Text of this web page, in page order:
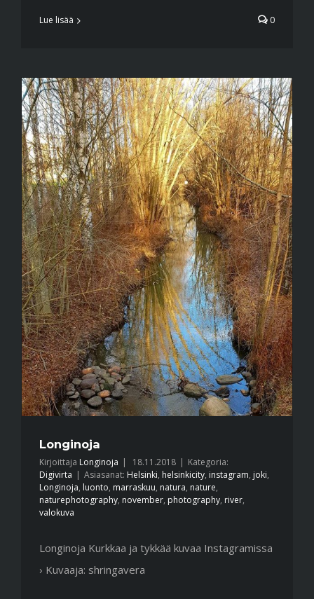
Lue lisää 0
Longinoja
Kirjoittaja Longinoja | 18.11.2018 | Kategoria:
Digivirta | Asiasanat: Helsinki, helsinkicity, instagram, joki,
Longinoja, luonto, marraskuu, natura, nature,
naturephotography, november, photography, river,
valokuva
Longinoja Kurkkaa ja tykkää kuvaa Instagramissa
› Kuvaaja: shringavera